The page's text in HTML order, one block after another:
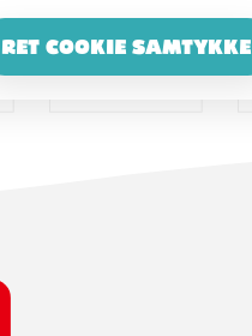
RET COOKIE SAMTYKKE